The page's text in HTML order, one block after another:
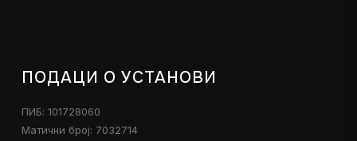
ПОДАЦИ О УСТАНОВИ
ПИБ: 101728060
Матични број: 7032714